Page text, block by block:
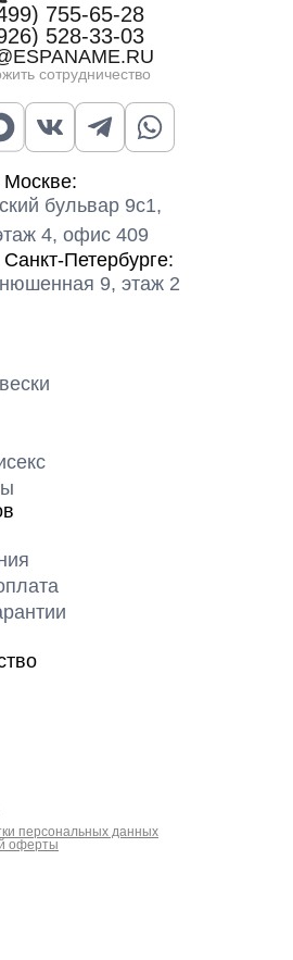
Москве:
бульвар 9с1,
4, офис 409
Петербурге:
9, этаж 2
755-65-28
528-33-03
сотрудничество
персональных данных
оферты